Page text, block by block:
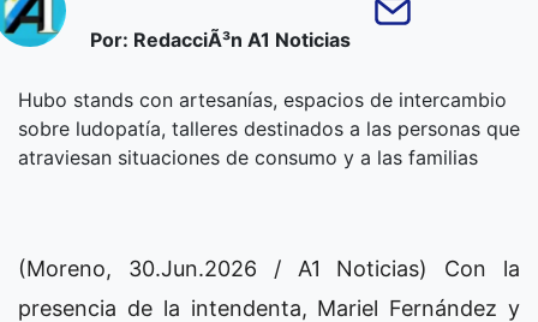
Por: RedacciÃ³n A1 Noticias
Hubo stands con artesanías, espacios de intercambio
sobre ludopatía, talleres destinados a las personas que
atraviesan situaciones de consumo y a las familias
(Moreno, 30.Jun.2026 / A1 Noticias) Con la
presencia de la intendenta, Mariel Fernández y